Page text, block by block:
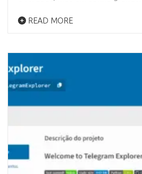
READ MORE